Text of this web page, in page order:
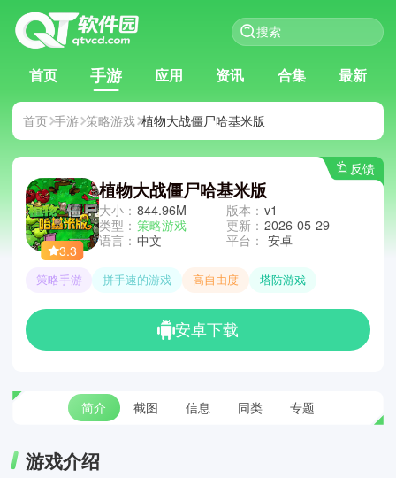
首页 手游 应用 资讯 合集 最新
首页 手游 策略游戏 植物大战僵尸哈基米版
反馈
3.3
植物大战僵尸哈基米版
大小： 844.96M
类型： 策略游戏
语言： 中文
版本： v1
更新： 2026-05-29
平台： 安卓
策略手游 拼手速的游戏 高自由度 塔防游戏
安卓下载
简介 截图 信息 同类 专题
游戏介绍